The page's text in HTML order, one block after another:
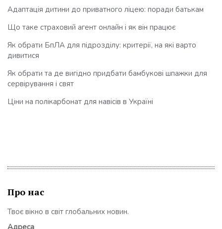
Адаптація дитини до приватного ліцею: поради батькам
Що таке страховий агент онлайн і як він працює
Як обрати БпЛА для підрозділу: критерії, на які варто
дивитися
Як обрати та де вигідно придбати бамбукові шпажки для
сервірування і свят
Ціни на полікарбонат для навісів в Україні
Про нас
Твоє вікно в світ глобальних новин.
Адреса